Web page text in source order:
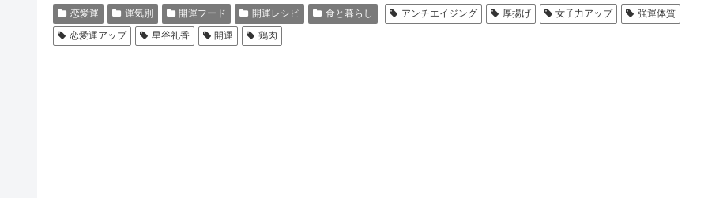
恋愛運 運気別 開運フード 開運レシピ 食と暮らし アンチエイジング 厚揚げ 女子力アップ
強運体質
恋愛運アップ
星谷礼香 開運 鶏肉